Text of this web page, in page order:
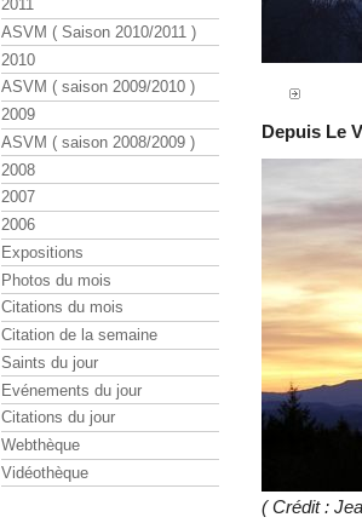
Depuis Le
( Crédit :
2011
ASVM ( Saison 2010/2011 )
2010
ASVM ( saison 2009/2010 )
2009
ASVM ( saison 2008/2009 )
2008
2007
2006
Expositions
Photos du mois
Citations du mois
Citation de la semaine
Saints du jour
Evénements du jour
Citations du jour
Webthèque
Vidéothèque